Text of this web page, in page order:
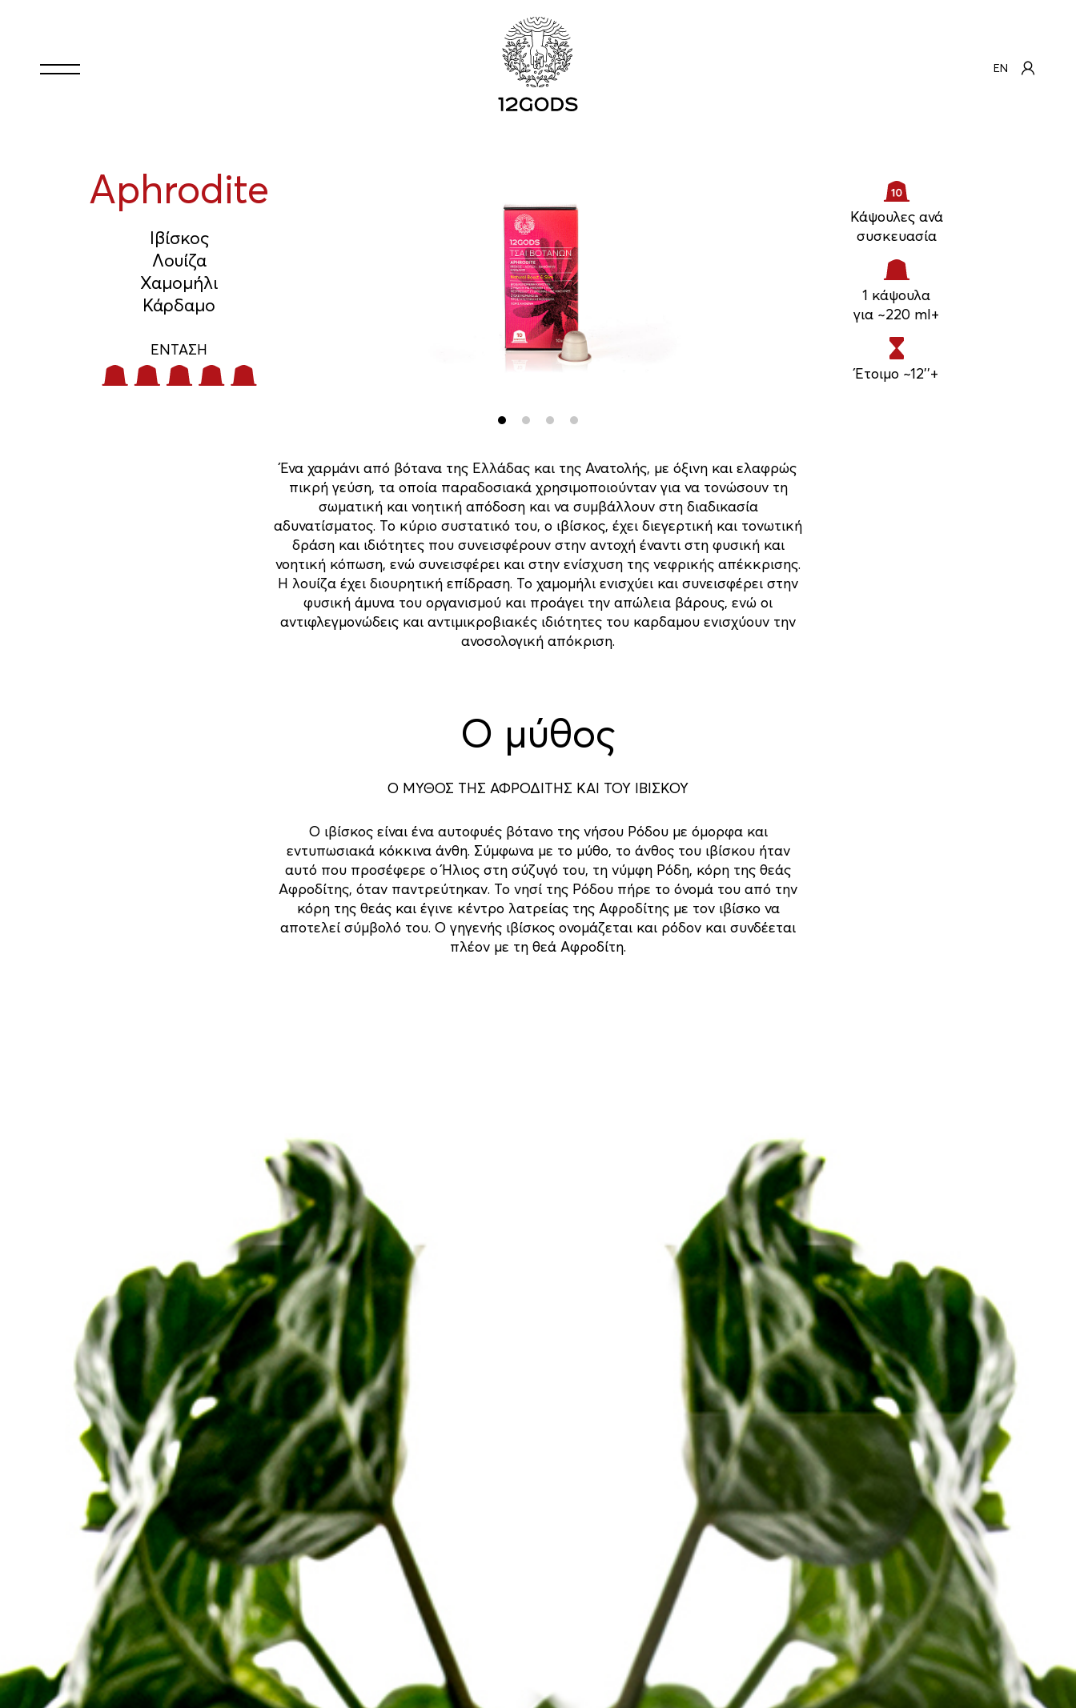
EN
Aphrodite
Ιβίσκος
Λουίζα
Χαμομήλι
Κάρδαμο
ΕΝΤΑΣΗ
Κάψουλες ανά
συσκευασία
1 κάψουλα
για ~220 ml+
Έτοιμο ~12''+
Ένα χαρμάνι από βότανα της Ελλάδας και της Ανατολής, με όξινη και ελαφρώς
πικρή γεύση, τα οποία παραδοσιακά χρησιμοποιούνταν για να τονώσουν τη
σωματική και νοητική απόδοση και να συμβάλλουν στη διαδικασία
αδυνατίσματος. Το κύριο συστατικό του, ο ιβίσκος, έχει διεγερτική και τονωτική
δράση και ιδιότητες που συνεισφέρουν στην αντοχή έναντι στη φυσική και
νοητική κόπωση, ενώ συνεισφέρει και στην ενίσχυση της νεφρικής απέκκρισης.
Η λουίζα έχει διουρητική επίδραση. Το χαμομήλι ενισχύει και συνεισφέρει στην
φυσική άμυνα του οργανισμού και προάγει την απώλεια βάρους, ενώ οι
αντιφλεγμονώδεις και αντιμικροβιακές ιδιότητες του καρδαμου ενισχύουν την
ανοσολογική απόκριση.
Ο μύθος
Ο ΜΥΘΟΣ ΤΗΣ ΑΦΡΟΔΙΤΗΣ ΚΑΙ ΤΟΥ ΙΒΙΣΚΟΥ
Ο ιβίσκος είναι ένα αυτοφυές βότανο της νήσου Ρόδου με όμορφα και
εντυπωσιακά κόκκινα άνθη. Σύμφωνα με το μύθο, το άνθος του ιβίσκου ήταν
αυτό που προσέφερε ο Ήλιος στη σύζυγό του, τη νύμφη Ρόδη, κόρη της θεάς
Αφροδίτης, όταν παντρεύτηκαν. Το νησί της Ρόδου πήρε το όνομά του από την
κόρη της θεάς και έγινε κέντρο λατρείας της Αφροδίτης με τον ιβίσκο να
αποτελεί σύμβολό του. Ο γηγενής ιβίσκος ονομάζεται και ρόδον και συνδέεται
πλέον με τη θεά Αφροδίτη.